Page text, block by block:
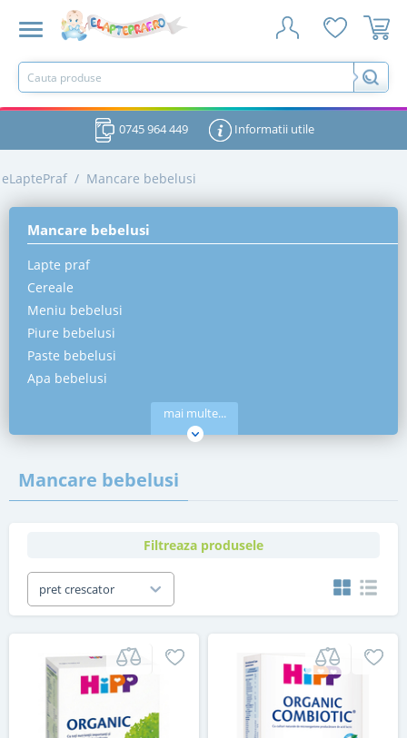
0745 964 449 Informatii utile
eLaptePraf / Mancare bebelusi
Mancare bebelusi
Lapte praf
Cereale
Meniu bebelusi
Piure bebelusi
Paste bebelusi
Apa bebelusi
mai multe...
Mancare bebelusi
Filtreaza produsele
pret crescator